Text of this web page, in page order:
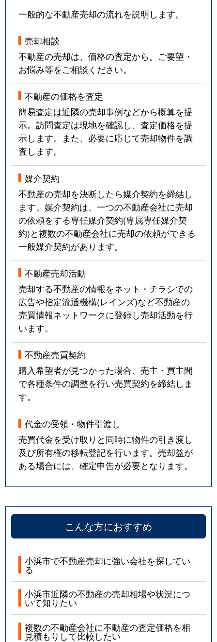
一般的な不動産売却の流れを説明します。
売却相談
不動産の売却は、価格の査定から。ご要望・
お悩み等をご相談ください。
不動産の価格を査定
簡易査定は近隣の売却事例などから概算を提
示。訪問査定は現地を確認し、査定価格を提
示します。また、必要に応じて売却物件を調
査します。
媒介契約
不動産の売却を決断したら媒介契約を締結し
ます。媒介契約は、一つの不動産会社に売却
の依頼をする専任媒介契約(専属専任媒介契
約)と複数の不動産会社に売却の依頼ができる
一般媒介契約があります。
不動産売却活動
売却する不動産の情報をネット・チラシでの
広告や指定流通機構(レインズ)など不動産の
売買情報ネットワークに登録し売却活動を行
います。
不動産売買契約
購入希望者が見つかった場合、売主・買主間
で各種条件の調整を行い売買契約を締結しま
す。
代金の受領・物件引渡し
売買代金を受け取りと同時に物件の引き渡し
及び所有権の移転登記を行います。売却益が
ある場合には、確定申告が必要となります。
こんな方におすすめ
小浜市で不動産売却に強い会社を探してい
る
小浜市近隣の不動産の売却相場や状況につ
いて知りたい
複数の不動産会社に不動産の査定価格を相
見積もりして比較したい